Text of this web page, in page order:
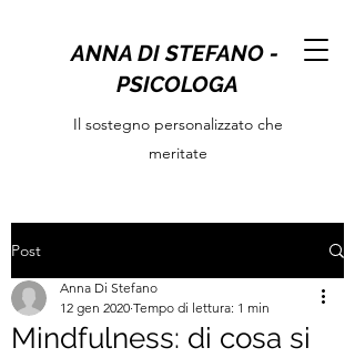
ANNA DI STEFANO -
PSICOLOGA
Il sostegno personalizzato che
meritate
Post
Mindfulness: di cosa si
Anna Di Stefano
12 gen 2020 Tempo di lettura: 1 min